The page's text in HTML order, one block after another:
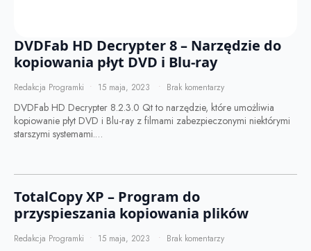
DVDFab HD Decrypter 8 – Narzędzie do
kopiowania płyt DVD i Blu-ray
Redakcja Programki 15 maja, 2023 Brak komentarzy
DVDFab HD Decrypter 8.2.3.0 Qt to narzędzie, które umożliwia
kopiowanie płyt DVD i Blu-ray z filmami zabezpieczonymi niektórymi
starszymi systemami.…
TotalCopy XP – Program do
przyspieszania kopiowania plików
Redakcja Programki 15 maja, 2023 Brak komentarzy